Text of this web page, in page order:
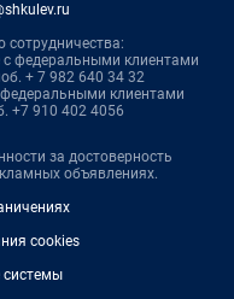
сотрудничества:
федеральными клиентами
+ 7 982 640 34 32
клиентами
+7 910 402 4056
за достоверность
объявлениях.
cookies
системы